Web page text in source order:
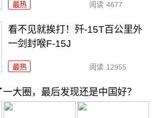
最热 阅读 4677
看不见就挨打！歼-15T百公里外
一剑封喉F-15J
最热 阅读 12955
大圈，最后发现还是中国好？